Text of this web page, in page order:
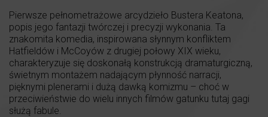
Pierwsze pełnometrażowe arcydzieło Bustera Keatona,
popis jego fantazji twórczej i precyzji wykonania. Ta
znakomita komedia, inspirowana słynnym konfliktem
Hatfieldów i McCoyów z drugiej połowy XIX wieku,
charakteryzuje się doskonałą konstrukcją dramaturgiczną,
świetnym montażem nadającym płynność narracji,
pięknymi plenerami i dużą dawką komizmu – choć w
przeciwieństwie do wielu innych filmów gatunku tutaj gagi
służą fabule.